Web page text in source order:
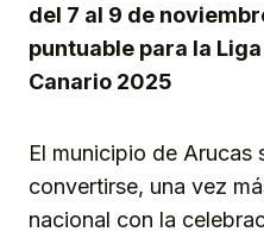
del 7 al 9 de
puntuable para la
Canario 2025
El municipio de Arucas
convertirse, una vez
nacional con la